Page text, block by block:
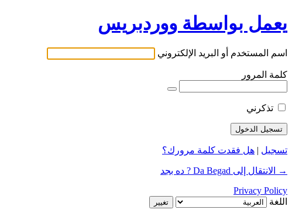
يعمل بواسطة ووردبريس
اسم المستخدم أو البريد الإلكتروني
كلمة المرور
تذكرني
تسجيل | هل فقدت كلمة مرورك؟
→ الانتقال إلى Da Begad ? ده بجد
Privacy Policy
اللغة